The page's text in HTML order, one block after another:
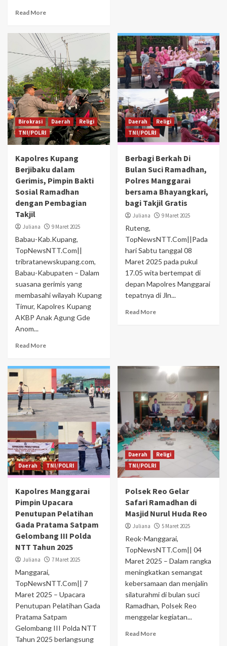
Read More
Birokrasi Daerah
Religi
TNI/POLRI
Kapolres Kupang
Berjibaku dalam
Gerimis, Pimpin Bakti
Sosial Ramadhan
dengan Pembagian
Takjil
Juliana 9 Maret 2025
Babau-Kab.Kupang,
TopNewsNTT.Com||
tribratanewskupang.com,
Babau-Kabupaten – Dalam
suasana gerimis yang
membasahi wilayah Kupang
Timur, Kapolres Kupang
AKBP Anak Agung Gde
Anom...
Read More
Daerah
Religi
TNI/POLRI
Berbagi Berkah Di
Bulan Suci Ramadhan,
Polres Manggarai
bersama Bhayangkari,
bagi Takjil Gratis
Juliana 9 Maret 2025
Ruteng,
TopNewsNTT.Com||Pada
hari Sabtu tanggal 08
Maret 2025 pada pukul
17.05 wita bertempat di
depan Mapolres Manggarai
tepatnya di Jln...
Read More
Daerah TNI/POLRI
Kapolres Manggarai
Pimpin Upacara
Penutupan Pelatihan
Gada Pratama Satpam
Gelombang III Polda
NTT Tahun 2025
Juliana 7 Maret 2025
Manggarai,
TopNewsNTT.Com|| 7
Maret 2025 – Upacara
Penutupan Pelatihan Gada
Pratama Satpam
Gelombang III Polda NTT
Tahun 2025 berlangsung
Daerah
Religi
TNI/POLRI
Polsek Reo Gelar
Safari Ramadhan di
Masjid Nurul Huda Reo
Juliana 5 Maret 2025
Reok-Manggarai,
TopNewsNTT.Com|| 04
Maret 2025 – Dalam rangka
meningkatkan semangat
kebersamaan dan menjalin
silaturahmi di bulan suci
Ramadhan, Polsek Reo
menggelar kegiatan...
Read More